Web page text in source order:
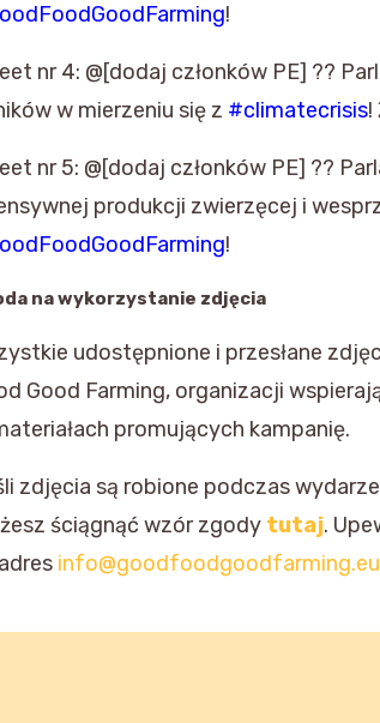
!
nr 4: @[dodaj członków PE] ??
w mierzeniu się z #climatecrisis!
nr 5: @[dodaj członków PE] ??
produkcji zwierzęcej i
!
na wykorzystanie zdjęcia
udostępnione i przesłane
Good Farming, organizacji
promujących kampanię.
zdjęcia są robione podczas
ściągnąć wzór zgody tutaj.
info@goodfoodgoodfarming.eu